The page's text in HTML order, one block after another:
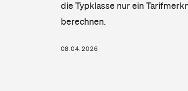
die Typklasse nur ein
berechnen.
08.04.2026